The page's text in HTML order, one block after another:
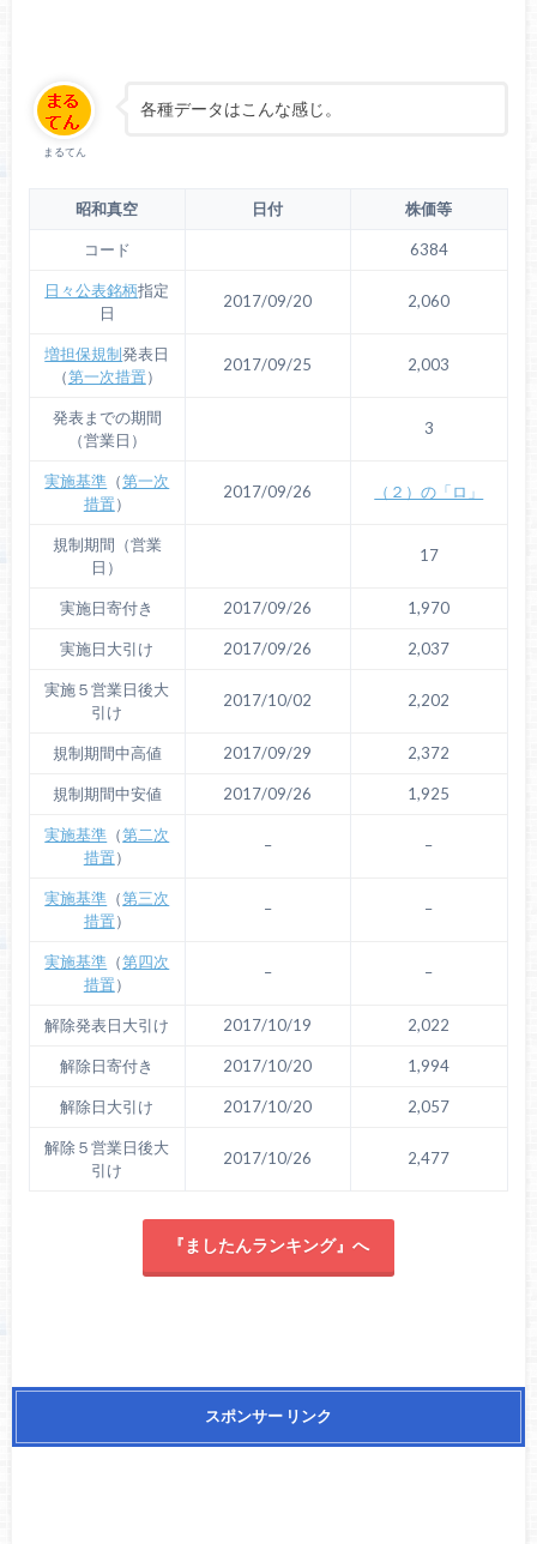
まるてん
各種データはこんな感じ。
昭和真空 日付 株価等
コード 6384
日々公表銘柄指定
日
2017/09/20 2,060
増担保規制発表日
（第一次措置）
2017/09/25 2,003
発表までの期間
（営業日）
3
実施基準 （第一次
措置）
2017/09/26 （２）の「ロ」
規制期間（営業
日）
17
実施日寄付き 2017/09/26 1,970
実施日大引け 2017/09/26 2,037
実施５営業日後大
引け
2017/10/02 2,202
規制期間中高値 2017/09/29 2,372
規制期間中安値 2017/09/26 1,925
実施基準 （第二次
措置）
– –
実施基準 （第三次
措置）
– –
実施基準 （第四次
措置）
– –
解除発表日大引け 2017/10/19 2,022
解除日寄付き 2017/10/20 1,994
解除日大引け 2017/10/20 2,057
解除５営業日後大
引け
2017/10/26 2,477
『ましたんランキング』へ
スポンサー リンク